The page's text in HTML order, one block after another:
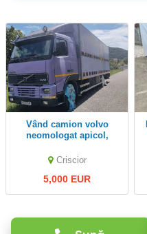
Vând camion volvo
neomologat apicol,
Criscior
5,000 EUR